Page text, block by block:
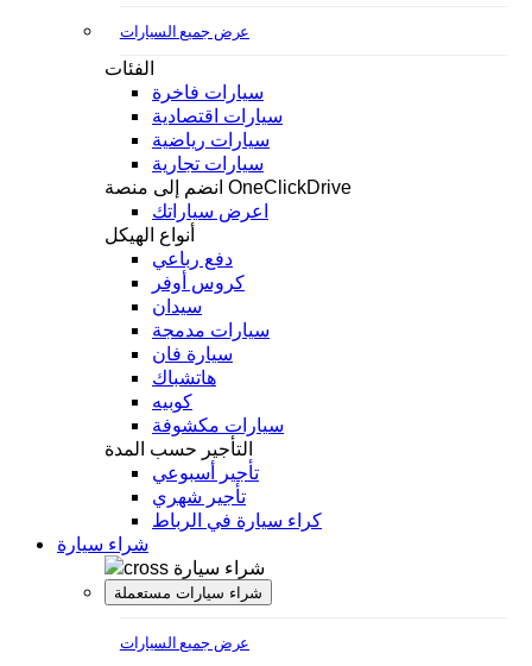
عرض جميع السيارات
الفئات
سيارات فاخرة
سيارات اقتصادية
سيارات رياضية
سيارات تجارية
انضم إلى منصة OneClickDrive
اعرض سياراتك
أنواع الهيكل
دفع رباعي
كروس أوفر
سيدان
سيارات مدمجة
سيارة فان
هاتشباك
كوبيه
سيارات مكشوفة
التأجير حسب المدة
تأجير أسبوعي
تأجير شهري
كراء سيارة في الرباط
شراء سيارة
شراء سيارة
شراء سيارات مستعملة
عرض جميع السيارات